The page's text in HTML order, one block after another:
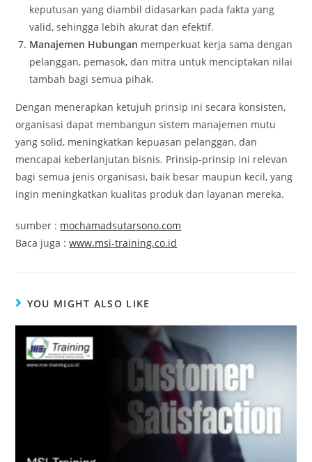
keputusan yang diambil didasarkan pada fakta yang
valid, sehingga lebih akurat dan efektif.
Manajemen Hubungan memperkuat kerja sama dengan
pelanggan, pemasok, dan mitra untuk menciptakan nilai
tambah bagi semua pihak.
Dengan menerapkan ketujuh prinsip ini secara konsisten,
organisasi dapat membangun sistem manajemen mutu
yang solid, meningkatkan kepuasan pelanggan, dan
mencapai keberlanjutan bisnis. Prinsip-prinsip ini relevan
bagi semua jenis organisasi, baik besar maupun kecil, yang
ingin meningkatkan kualitas produk dan layanan mereka.
sumber : mochamadsutarsono.com
Baca juga :www.msi-training.co.id
YOU MIGHT ALSO LIKE